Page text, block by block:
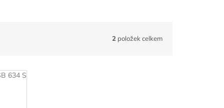
2 položek celkem
634 S